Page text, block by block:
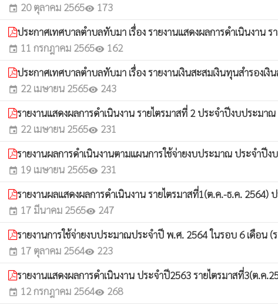
event 20 ตุลาคม 2565visibility 173
ประกาศเทศบาลตำบลทับมา เรื่อง รายงานแสดงผลการดำเนินงาน ร
event 11 กรกฎาคม 2565visibility 162
ประกาศเทศบาลตำบลทับมา เรื่อง รายงานเงินสะสมเงินทุนสำรองเ
event 22 เมษายน 2565visibility 243
รายงานแสดงผลการดำเนินงาน รายไตรมาสที่ 2 ประจำปีงบประมา
event 22 เมษายน 2565visibility 231
รายงานผลการดำเนินงานตามแผนการใช้จ่ายงบประมาณ ประจำปี
event 19 เมษายน 2565visibility 231
รายงานผลแสดงผลการดำเนินงาน รายไตรมาสที่1(ต.ค.-ธ.ค. 2564)
event 17 มีนาคม 2565visibility 247
รายงานการใช้จ่ายงบประมาณประจำปี พ.ศ. 2564 ในรอบ 6 เดือน (
event 17 ตุลาคม 2564visibility 223
รายงานแสดงผลการดำเนินงาน ประจำปี2563 รายไตรมาสที่3(ต.ค
event 12 กรกฎาคม 2564visibility 268